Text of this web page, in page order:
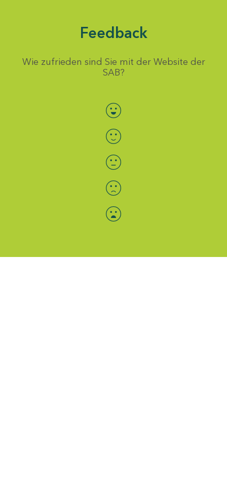
Feedback
Wie zufrieden sind Sie mit der Website der
SAB?
Bewertung auswählen